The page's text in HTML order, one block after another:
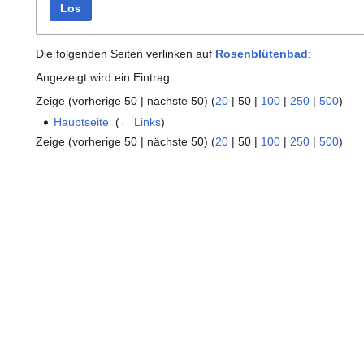
Los
Die folgenden Seiten verlinken auf Rosenblütenbad:
Angezeigt wird ein Eintrag.
Zeige (vorherige 50 | nächste 50) (20 | 50 | 100 | 250 | 500)
Hauptseite ‎(← Links)
Zeige (vorherige 50 | nächste 50) (20 | 50 | 100 | 250 | 500)